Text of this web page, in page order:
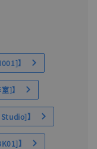
】
]】
】
】